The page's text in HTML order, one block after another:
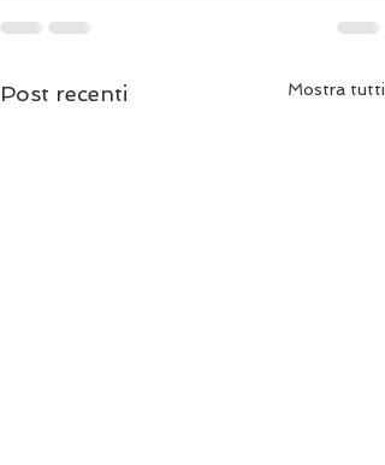
Post recenti Mostra tutti